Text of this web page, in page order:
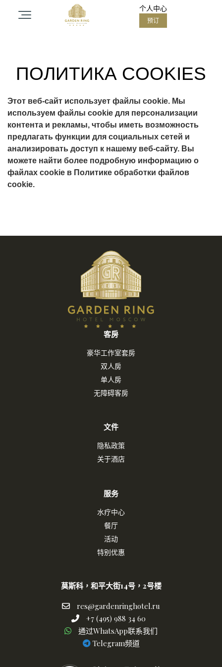
疗中心
厅
动
个人中心
预订
ПОЛИТИКА COOKIES
Этот веб-сайт использует файлы cookie. Мы
используем файлы cookie для персонализации
контента и рекламы, чтобы иметь возможность
предлагать функции для социальных сетей и
анализировать доступ к нашему веб-сайту. Вы
можете найти более подробную информацию о
файлах cookie в Политике обработки файлов
cookie.
客房
豪华工作室套房
双人房
单人房
无障碍客房
文件
隐私政策
关于酒店
服务
水疗中心
餐厅
活动
特别优惠
莫斯科，和平大街14号，2号楼
res@gardenringhotel.ru
res@gardenringhotel.ru
+7
(495)
988
+7 (495) 988 34 60
通
过
通过WhatsApp联系我们
Телеграм
Telegram频道